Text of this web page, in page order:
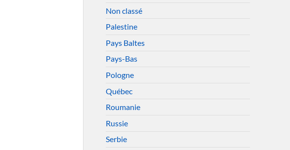
Non classé
Palestine
Pays Baltes
Pays-Bas
Pologne
Québec
Roumanie
Russie
Serbie